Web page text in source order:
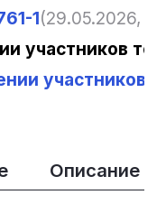
1(29.05.2026,
участников
участников
Описание